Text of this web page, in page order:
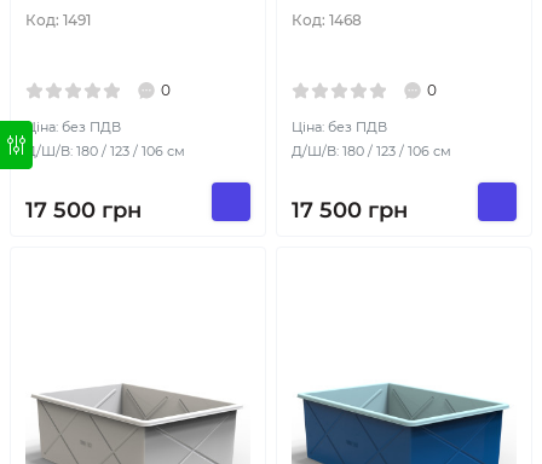
Код: 1491
0
Ціна: без ПДВ
Д/Ш/В: 180 / 123 / 106 см
17 500 грн
Код: 1468
0
Ціна: без ПДВ
Д/Ш/В: 180 / 123 / 106 см
17 500 грн